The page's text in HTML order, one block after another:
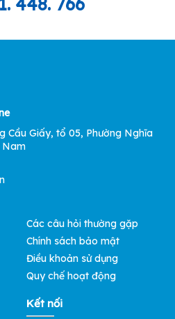
Cầu Giấy, tổ 05, Phường Nghĩa
Nam
Các câu hỏi thường gặp
Chính sách bảo mật
Điều khoản sử dụng
Quy chế hoạt động
Kết nối